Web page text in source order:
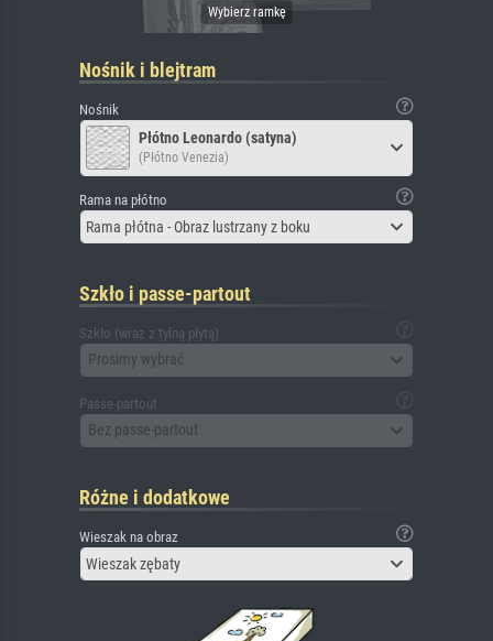
Nośnik i blejtram
Nośnik
Płótno Leonardo (satyna)
(Płótno Venezia)
Rama na płótno
Rama płótna - Obraz lustrzany z boku
Szkło i passe-partout
Szkło (wraz z tylną płytą)
Prosimy wybrać
Passe-partout
Bez passe-partout
Różne i dodatkowe
Wieszak na obraz
Wieszak zębaty